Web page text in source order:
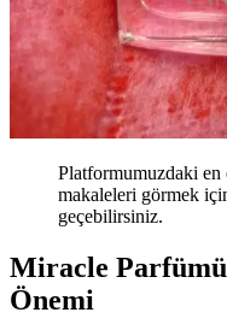
Platformumuzdaki
makaleleri görmek
geçebilirsiniz.
Miracle
Önemi